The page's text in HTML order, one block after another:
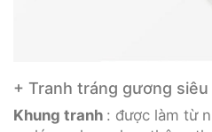
+ Tranh tráng gương siêu
Khung tranh : được làm từ